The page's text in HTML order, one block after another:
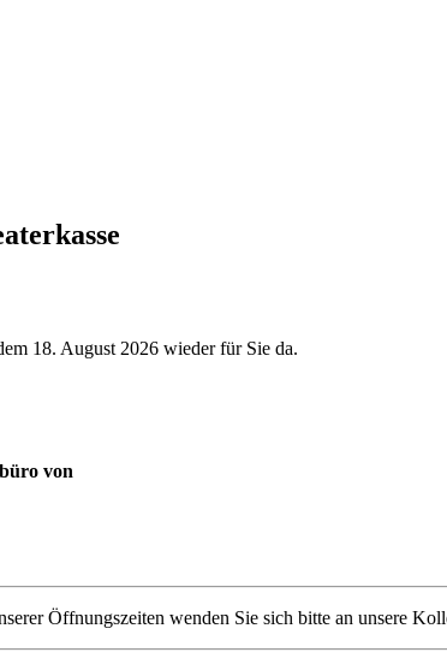
18. August 2026 wieder für Sie da.
von
Öffnungszeiten wenden Sie sich bitte an unsere